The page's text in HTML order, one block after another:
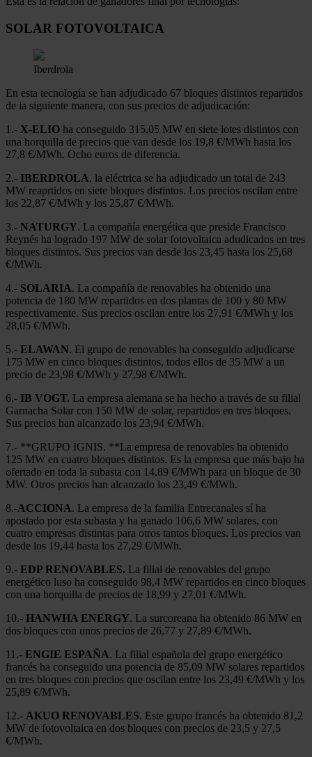
SOLAR FOTOVOLTAICA
Iberdrola
En esta tecnología se han adjudicado 67 bloques distintos repartidos
de la siguiente manera, con sus precios de adjudicación:
1.- X-ELIO ha conseguido 315,05 MW en siete lotes distintos con
una horquilla de precios que van desde los 19,8 €/MWh hasta los
27,8 €/MWh. Ocho euros de diferencia.
2.- IBERDROLA, la eléctrica se ha adjudicado un total de 243
MW reaprtidos en siete bloques distintos. Los precios oscilan entre
los 22,87 €/MWh y los 25,87 €/MWh.
3.- NATURGY. La compañía energética que preside Francisco
Reynés ha logrado 197 MW de solar fotovoltaica adudicados en tres
bloques distintos. Sus precios van desde los 23,45 hasta los 25,68
€/MWh.
4.- SOLARIA. La compañía de renovables ha obtenido una
potencia de 180 MW repartidos en dos plantas de 100 y 80 MW
respectivamente. Sus precios oscilan entre los 27,91 €/MWh y los
28,05 €/MWh.
5.- ELAWAN. El grupo de renovables ha conseguido adjudicarse
175 MW en cinco bloques distintos, todos ellos de 35 MW a un
precio de 23,98 €/MWh y 27,98 €/MWh.
6.- IB VOGT. La empresa alemana se ha hecho a través de su filial
Garnacha Solar con 150 MW de solar, repartidos en tres bloques.
Sus precios han alcanzado los 23,94 €/MWh.
7.- **GRUPO IGNIS. **La empresa de renovables ha obtenido
125 MW en cuatro bloques distintos. Es la empresa que más bajo ha
ofertado en toda la subasta con 14,89 €/MWh para un bloque de 30
MW. Otros precios han alcanzado los 23,49 €/MWh.
8.-ACCIONA. La empresa de la familia Entrecanales sí ha
apostado por esta subasta y ha ganado 106,6 MW solares, con
cuatro empresas distintas para otros tantos bloques. Los precios van
desde los 19,44 hasta los 27,29 €/MWh.
9.- EDP RENOVABLES. La filial de renovables del grupo
energético luso ha conseguido 98,4 MW repartidos en cinco bloques
con una horquilla de precios de 18,99 y 27,01 €/MWh.
10.- HANWHA ENERGY. La surcoreana ha obtenido 86 MW en
dos bloques con unos precios de 26,77 y 27,89 €/MWh.
11.- ENGIE ESPAÑA. La filial española del grupo energético
francés ha conseguido una potencia de 85,09 MW solares repartidos
en tres bloques con precios que oscilan entre los 23,49 €/MWh y los
25,89 €/MWh.
12.- AKUO RENOVABLES. Este grupo francés ha obtenido 81,2
MW de fotovoltaica en dos bloques con precios de 23,5 y 27,5
€/MWh.